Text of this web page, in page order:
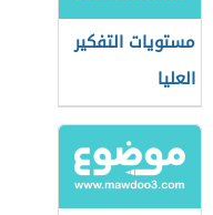
مستويات التفكير
العليا